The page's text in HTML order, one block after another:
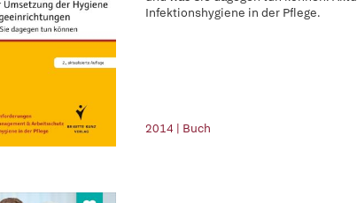
Infektionshygiene in der Pflege.
2014 | Buch